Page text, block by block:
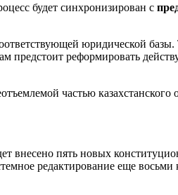
будет синхронизирован с
юридической
предстоит реформировать
частью
внесено пять новых
редактирование еще